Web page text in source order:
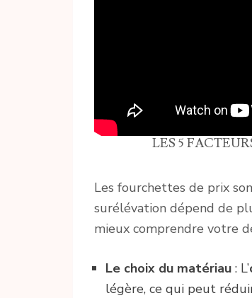
LES 5
Les fourchettes de prix
surélévation dépend de
mieux comprendre votre
Le choix du matériau : L’
légère, ce qui peut